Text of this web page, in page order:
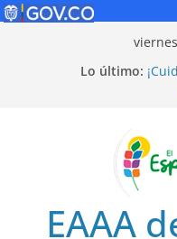
Lo último:
EAAA